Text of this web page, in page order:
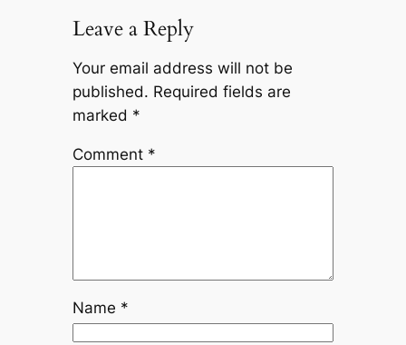
Leave a Reply
Your email address will not be
published. Required fields are
marked *
Comment *
Name *